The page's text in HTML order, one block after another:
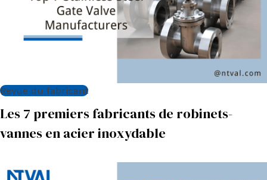
Revue du fabricant
Les 7 premiers fabricants de robinets-
vannes en acier inoxydable